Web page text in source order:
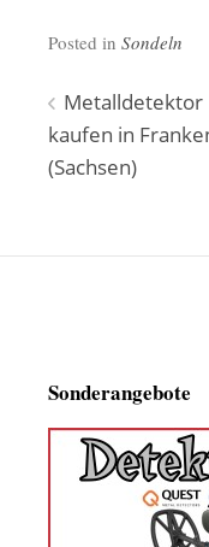
Posted in Sondeln
Metalldetektor
kaufen in
(Sachsen)
Sonderangebote